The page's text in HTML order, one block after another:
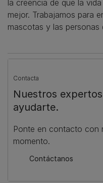
la creencia de que la
mejor. Trabajamos para
mascotas y las personas
Contacta
Nuestros
ayudarte.
Ponte en contacto con
momento.
Contáctanos